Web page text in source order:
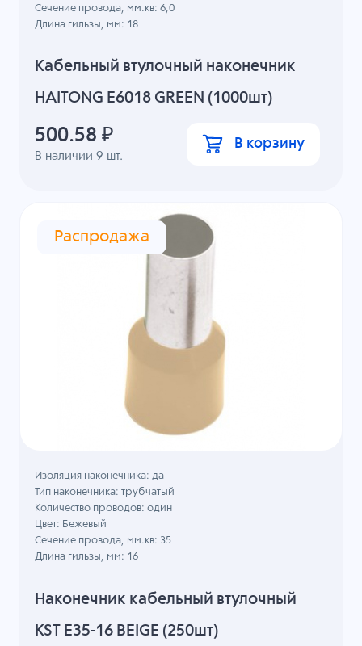
Кабельный втулочный наконечник
HAITONG E6018 GREEN (1000шт)
В наличии9 шт.
Сечение провода, мм.кв: 6,0
Длина гильзы, мм: 18
500.58 ₽ В корзину
Распродажа
Наконечник кабельный втулочный
KST E35-16 BEIGE (250шт)
Изоляция наконечника: да
Тип наконечника: трубчатый
Количество проводов: один
Цвет: Бежевый
Сечение провода, мм.кв: 35
Длина гильзы, мм: 16